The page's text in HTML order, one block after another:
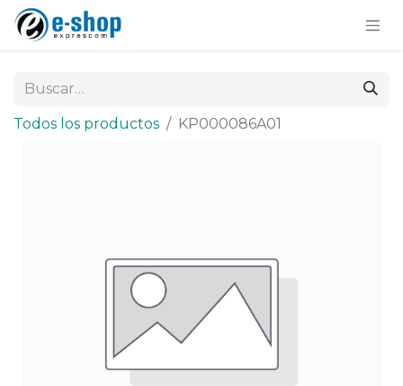
Todos los productos KP000086A01